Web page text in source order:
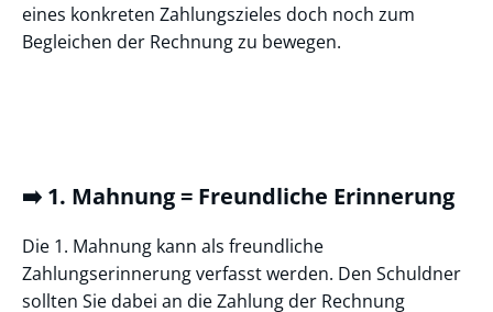
eines konkreten Zahlungszieles doch noch zum
Begleichen der Rechnung zu bewegen.
➡️ 1. Mahnung = Freundliche Erinnerung
Die 1. Mahnung kann als freundliche
Zahlungserinnerung verfasst werden. Den Schuldner
sollten Sie dabei an die Zahlung der Rechnung